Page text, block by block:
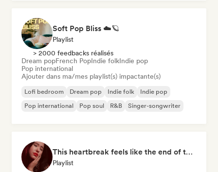
Soft Pop Bliss ☁️🪐
Playlist
> 2000 feedbacks réalisés
Dream popFrench PopIndie folkIndie pop
Pop international
Ajouter dans ma/mes playlist(s) impactante(s)
Lofi bedroom Dream pop Indie folk
Indie pop
Pop international
Pop soul R&B Singer-songwriter
This heartbreak feels like the end of the world
Playlist